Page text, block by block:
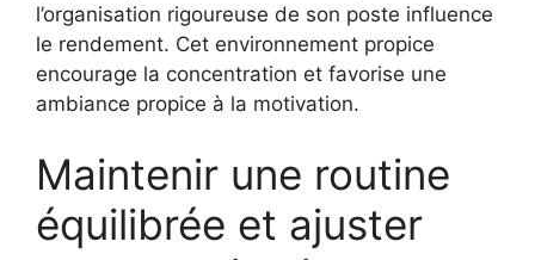
l’organisation rigoureuse de son poste influence
le rendement. Cet environnement propice
encourage la concentration et favorise une
ambiance propice à la motivation.
Maintenir une routine
équilibrée et ajuster